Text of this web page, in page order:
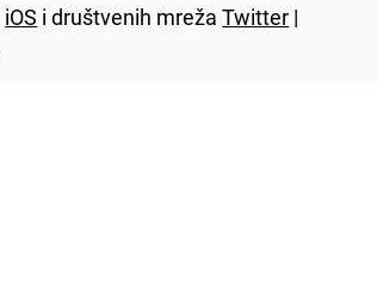
iOS i društvenih mrežaTwitter |